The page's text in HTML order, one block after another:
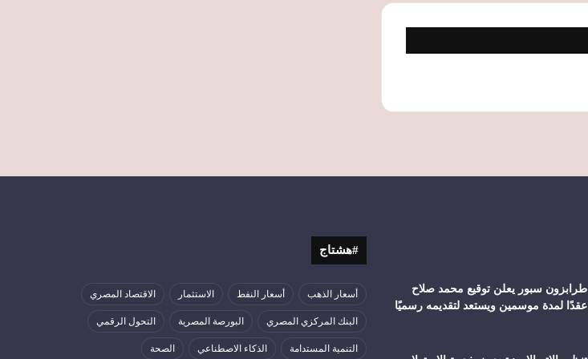
طرابزون سبور يعلن توقيع محمد صلاح
عقدًا لمدة موسمين ويستعد لتقديمه رسميًا
#هشتاج
أسعار الذهب أسعار النفط الاستثمار الاقتصاد المصري
البنك المركزي المصري البورصة المصرية التحول الرقمي
التنمية المستدامة الذكاء الاصطناعي الصحة